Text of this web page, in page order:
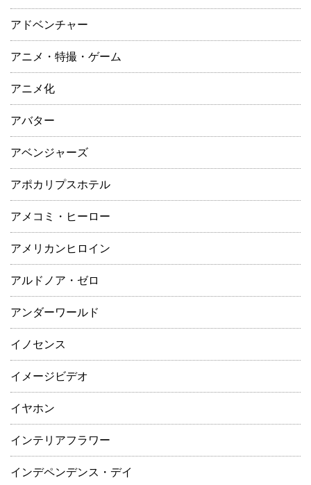
アドベンチャー
アニメ・特撮・ゲーム
アニメ化
アバター
アベンジャーズ
アポカリプスホテル
アメコミ・ヒーロー
アメリカンヒロイン
アルドノア・ゼロ
アンダーワールド
イノセンス
イメージビデオ
イヤホン
インテリアフラワー
インデペンデンス・デイ